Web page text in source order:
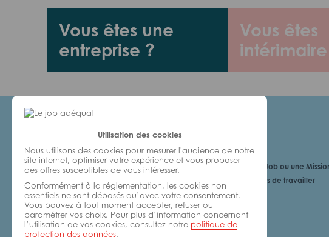
Utilisation des cookies
Nous utilisons des cookies pour mesurer l'audience de notre
site internet, optimiser votre expérience et vous proposer
des offres susceptibles de vous intéresser.
Conformément à la réglementation, les cookies non
essentiels ne sont déposés qu’avec votre consentement.
Vous pouvez à tout moment accepter, refuser ou
paramétrer vos choix. Pour plus d’information concernant
l’utilisation de vos cookies, consultez notre politique de
protection des données.
Vous êtes une
entreprise ?
Vous êtes
Je cherche un Job ou une
6 bonnes raisons de travailler
avec nous